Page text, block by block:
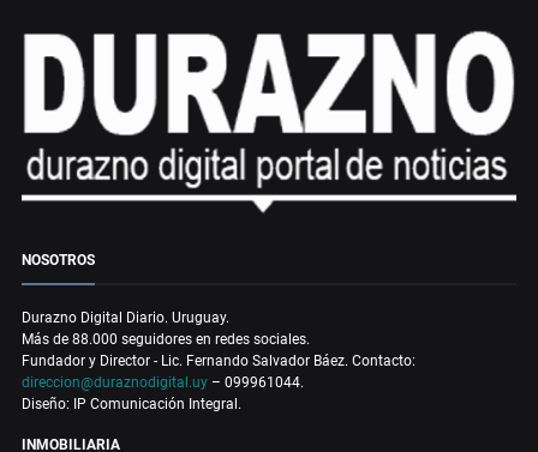
NOSOTROS
Durazno Digital Diario. Uruguay.
Más de 88.000 seguidores en redes sociales.
Fundador y Director - Lic. Fernando Salvador Báez. Contacto:
direccion@duraznodigital.uy – 099961044.
Diseño: IP Comunicación Integral.
INMOBILIARIA